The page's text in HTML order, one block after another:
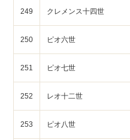
249 クレメンス十四世
250 ピオ六世
251 ピオ七世
252 レオ十二世
253 ピオ八世